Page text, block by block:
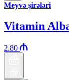
Meyvə şirələri
Vitamin
2.80